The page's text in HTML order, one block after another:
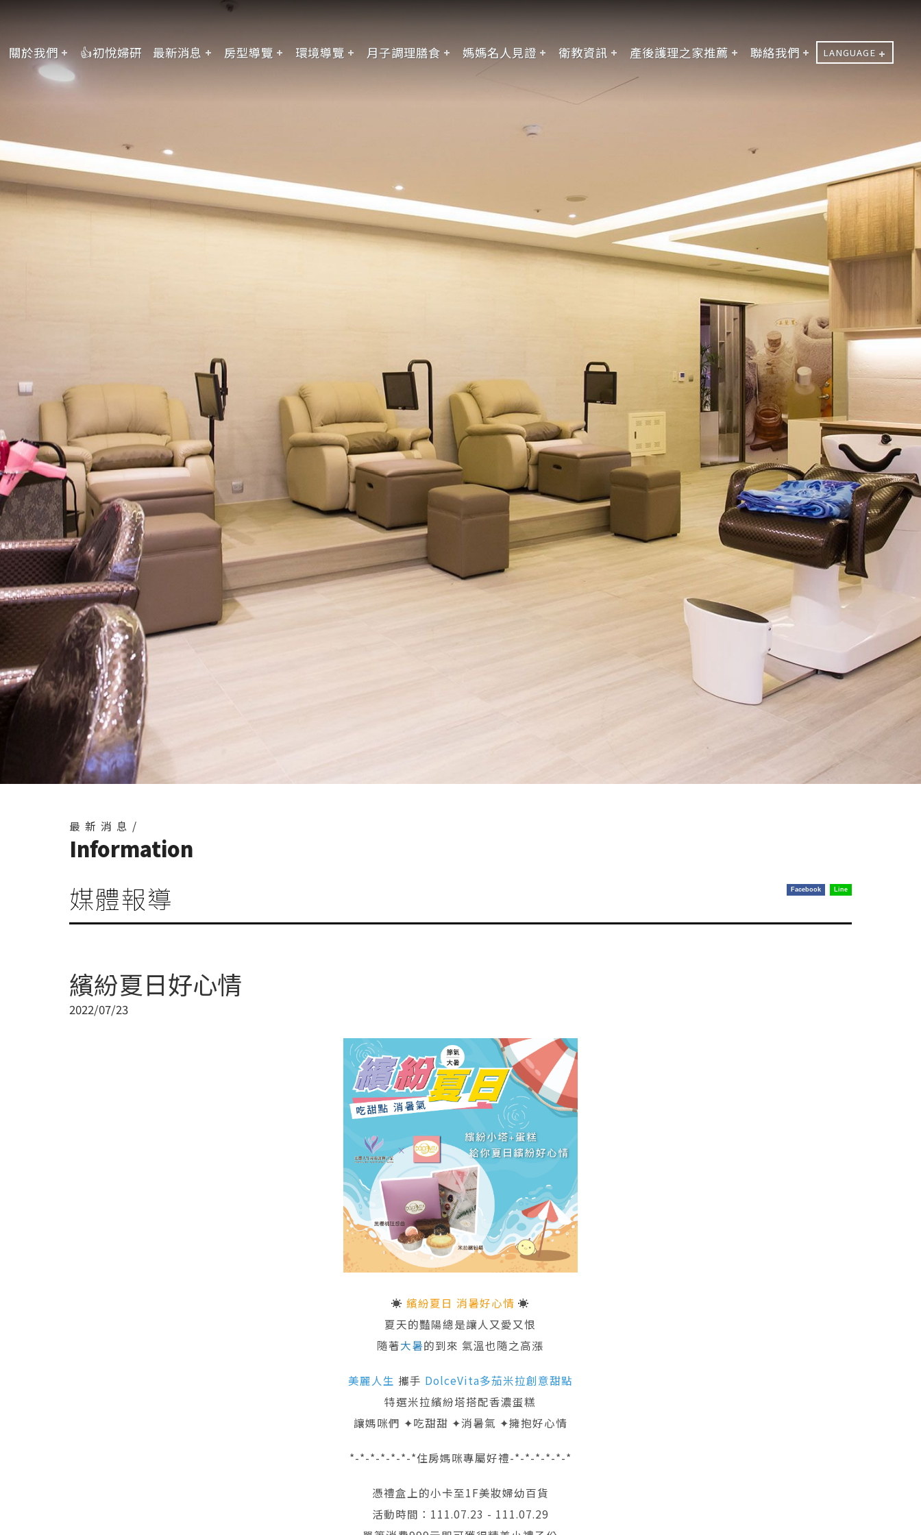
關於我們 👍初悅婦研 最新消息 房型導覽 環境導覽 月子調理膳食 媽媽名人見證 衛教資訊 產後護理之家推薦 聯絡我們 LANGUAGE
最新消息/
Information
Line
Facebook
媒體報導
繽紛夏日好心情
2022/07/23
☀ 繽紛夏日 消暑好心情 ☀
夏天的豔陽總是讓人又愛又恨
隨著大暑的到來 氣溫也隨之高漲
美麗人生 攜手 DolceVita多茄米拉創意甜點
特選米拉繽紛塔搭配香濃蛋糕
讓媽咪們 ✦吃甜甜 ✦消暑氣 ✦擁抱好心情
*-*-*-*-*-*-*住房媽咪專屬好禮-*-*-*-*-*-*
憑禮盒上的小卡至1F美妝婦幼百貨
活動時間：111.07.23 - 111.07.29